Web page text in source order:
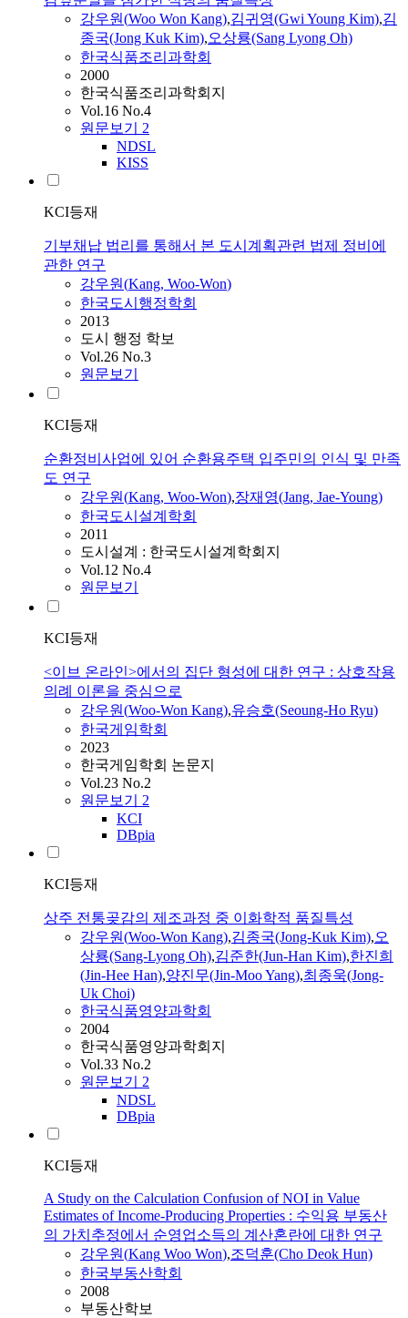
강우원(Woo Won Kang),김귀영(Gwi Young Kim),김
종국(Jong Kuk Kim),오상룡(Sang Lyong Oh)
한국식품조리과학회
2000
한국식품조리과학회지
Vol.16 No.4
원문보기 2
NDSL
KISS
KCI등재
기부채납 법리를 통해서 본 도시계획관련 법제 정비에
관한 연구
강우원(Kang, Woo-Won)
한국도시행정학회
2013
도시 행정 학보
Vol.26 No.3
원문보기
KCI등재
순환정비사업에 있어 순환용주택 입주민의 인식 및 만족
도 연구
강우원(Kang, Woo-Won),장재영(Jang, Jae-Young)
한국도시설계학회
2011
도시설계 : 한국도시설계학회지
Vol.12 No.4
원문보기
KCI등재
<이브 온라인>에서의 집단 형성에 대한 연구 : 상호작용
의례 이론을 중심으로
강우원(Woo-Won Kang),유승호(Seoung-Ho Ryu)
한국게임학회
2023
한국게임학회 논문지
Vol.23 No.2
원문보기 2
KCI
DBpia
KCI등재
상주 전통곶감의 제조과정 중 이화학적 품질특성
강우원(Woo-Won Kang),김종국(Jong-Kuk Kim),오
상룡(Sang-Lyong Oh),김준한(Jun-Han Kim),한진희
(Jin-Hee Han),양진무(Jin-Moo Yang),최종욱(Jong-
Uk Choi)
한국식품영양과학회
2004
한국식품영양과학회지
Vol.33 No.2
원문보기 2
NDSL
DBpia
KCI등재
A Study on the Calculation Confusion of NOI in Value
Estimates of Income-Producing Properties : 수익용 부동산
의 가치추정에서 순영업소득의 계산혼란에 대한 연구
강우원(Kang Woo Won),조덕훈(Cho Deok Hun)
한국부동산학회
2008
부동산학보